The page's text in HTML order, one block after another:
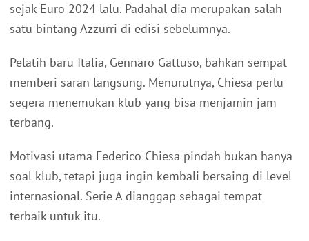
sejak Euro 2024 lalu. Padahal dia merupakan salah
satu bintang Azzurri di edisi sebelumnya.
Pelatih baru Italia, Gennaro Gattuso, bahkan sempat
memberi saran langsung. Menurutnya, Chiesa perlu
segera menemukan klub yang bisa menjamin jam
terbang.
Motivasi utama Federico Chiesa pindah bukan hanya
soal klub, tetapi juga ingin kembali bersaing di level
internasional. Serie A dianggap sebagai tempat
terbaik untuk itu.